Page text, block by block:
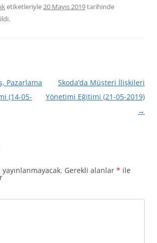
etiketleriyle20 Mayıs 2019tarihinde
Pazarlama
(14-05-
Skoda’da Müşteri İlişkileri
Yönetimi Eğitimi (21-05-2019)
→
Gerekli alanlar * ile